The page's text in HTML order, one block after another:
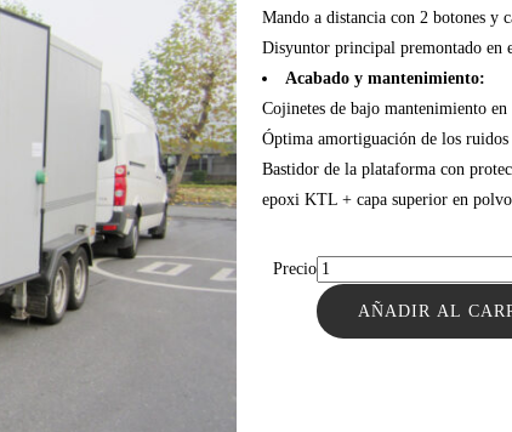
Mando a distancia con 2 botones y
Disyuntor principal premontado
Acabado y mantenimiento:
Cojinetes de bajo mantenimiento
Óptima amortiguación de los ruidos
Bastidor de la plataforma con
epoxi KTL + capa superior en
Precio
AÑADIR AL